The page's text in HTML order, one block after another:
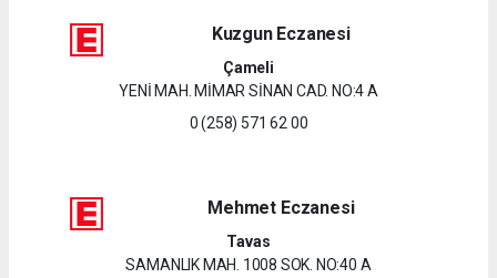
Kuzgun Eczanesi
Çameli
YENİ MAH. MİMAR SİNAN CAD. NO:4 A
0 (258) 571 62 00
Mehmet Eczanesi
Tavas
SAMANLIK MAH. 1008 SOK. NO:40 A